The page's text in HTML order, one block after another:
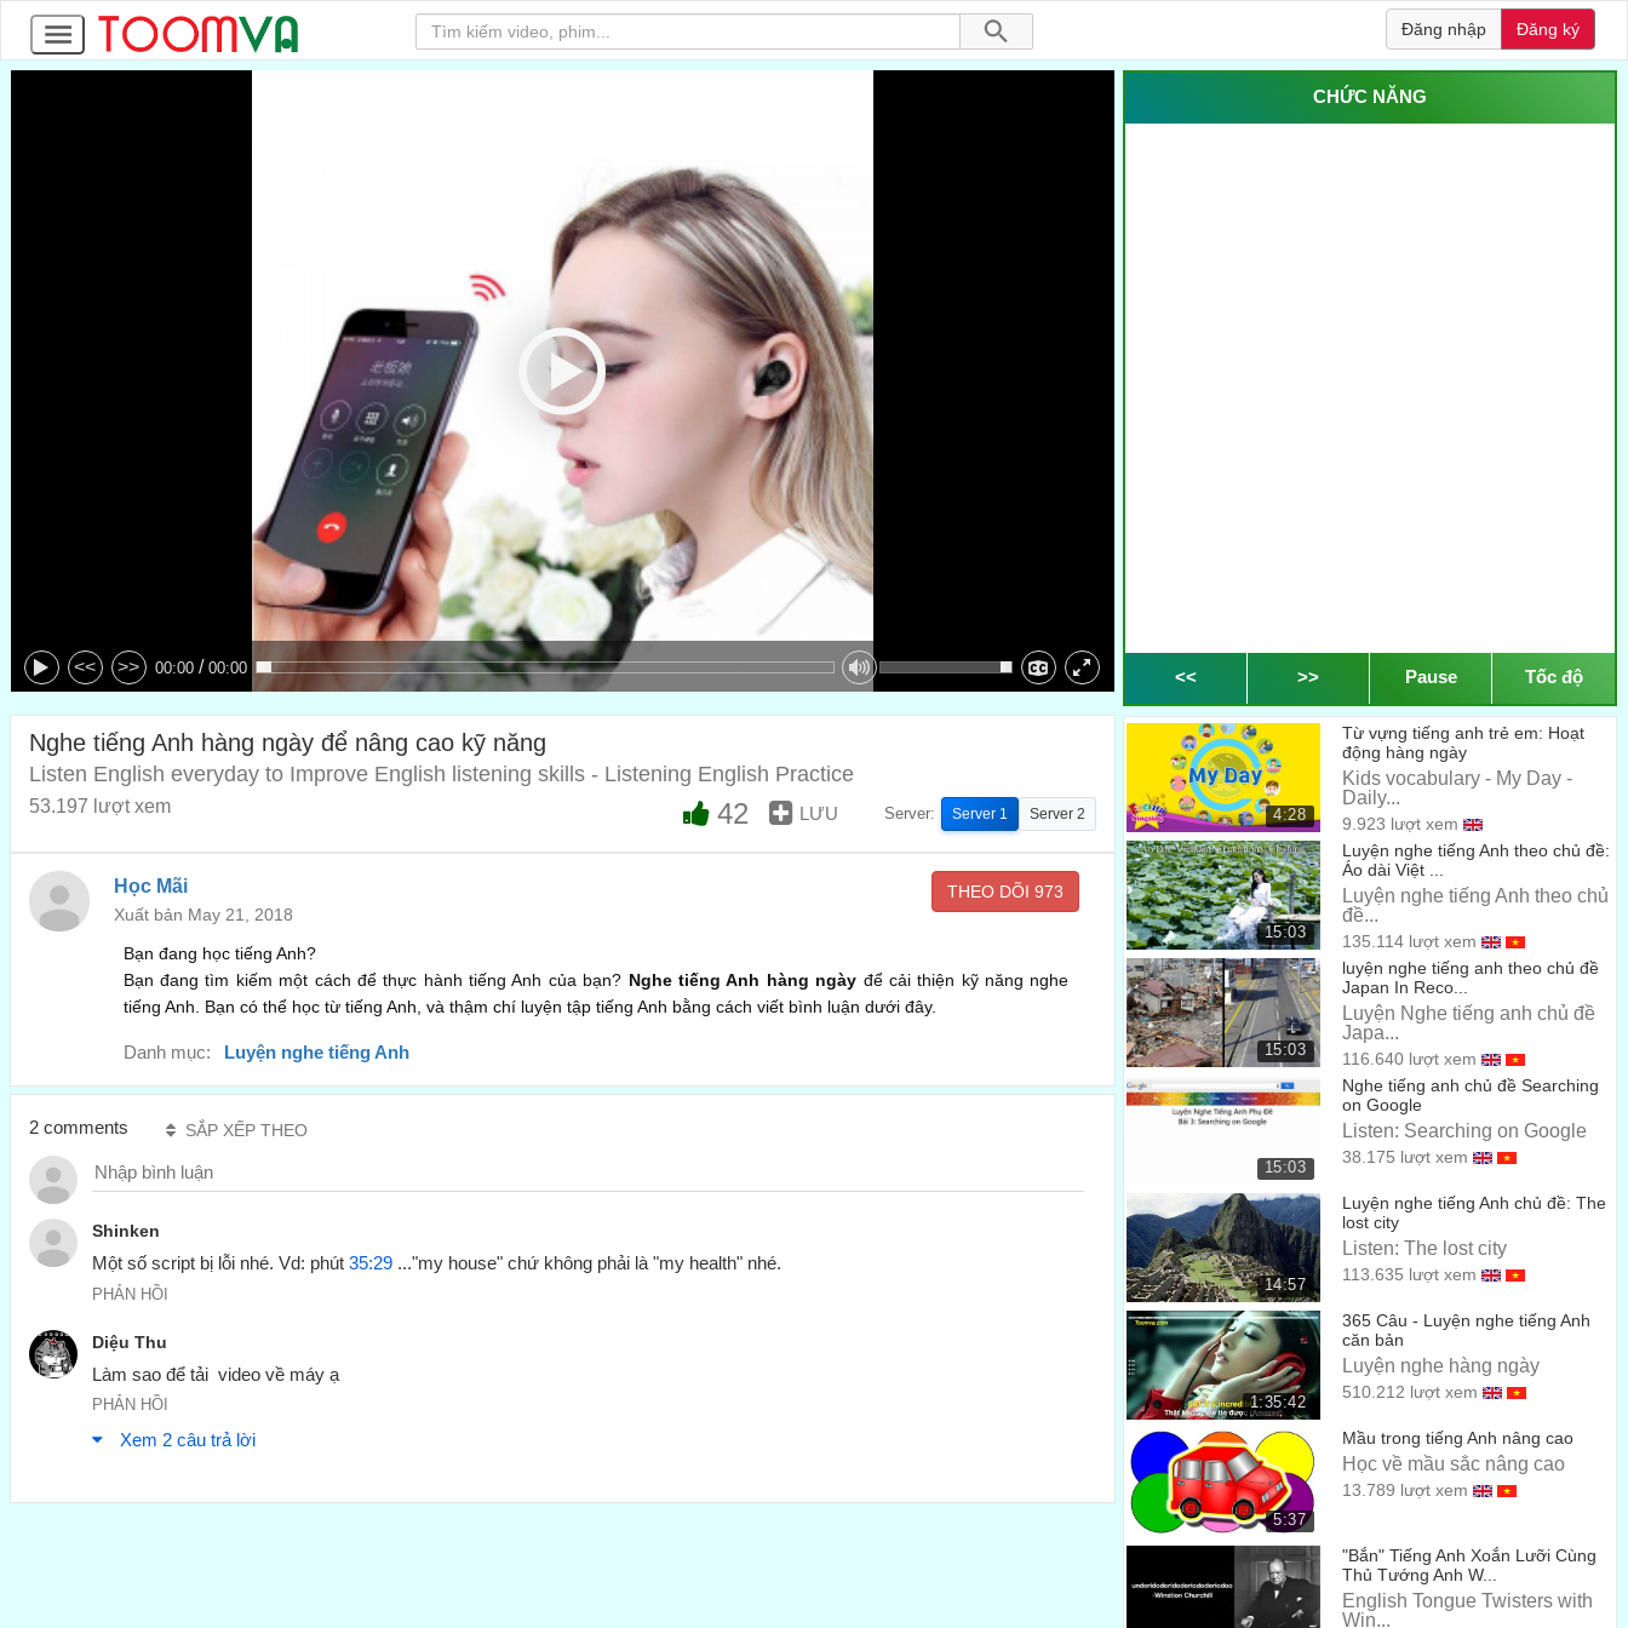
Đăng nhập Đăng ký
<< >> 00:00 / 00:00
CHỨC NĂNG
<< >> Pause Tốc độ
Nghe tiếng Anh hàng ngày để nâng cao kỹ năng
Listen English everyday to Improve English listening skills - Listening English Practice
53.197 lượt xem 42 LƯU Server: Server 1 Server 2
Học Mãi
Xuất bản May 21, 2018
THEO DÕI 973
Bạn đang học tiếng Anh?
Bạn đang tìm kiếm một cách để thực hành tiếng Anh của bạn? Nghe tiếng Anh hàng ngày để cải thiện kỹ năng nghe
tiếng Anh. Bạn có thể học từ tiếng Anh, và thậm chí luyện tập tiếng Anh bằng cách viết bình luận dưới đây.
Danh mục: Luyện nghe tiếng Anh
4:28
Từ vựng tiếng anh trẻ em: Hoạt
động hàng ngày
Kids vocabulary - My Day -
Daily...
9.923 lượt xem
15:03
Luyện nghe tiếng Anh theo chủ đề:
Áo dài Việt ...
Luyện nghe tiếng Anh theo chủ
đề...
135.114 lượt xem
15:03
luyện nghe tiếng anh theo chủ đề
Japan In Reco...
Luyện Nghe tiếng anh chủ đề
Japa...
116.640 lượt xem
15:03
Nghe tiếng anh chủ đề Searching
on Google
Listen: Searching on Google
38.175 lượt xem
14:57
Luyện nghe tiếng Anh chủ đề: The
lost city
Listen: The lost city
113.635 lượt xem
1:35:42
365 Câu - Luyện nghe tiếng Anh
căn bản
Luyện nghe hàng ngày
510.212 lượt xem
5:37
Mầu trong tiếng Anh nâng cao
Học về mầu sắc nâng cao
13.789 lượt xem
"Bắn" Tiếng Anh Xoắn Lưỡi Cùng
Thủ Tướng Anh W...
English Tongue Twisters with
Win...
2 comments SẮP XẾP THEO
Shinken
Một số script bị lỗi nhé. Vd: phút 35:29 ..."my house" chứ không phải là "my health" nhé.
PHẢN HỒI
Diệu Thu
Làm sao để tải  video về máy ạ
PHẢN HỒI
Xem 2 câu trả lời